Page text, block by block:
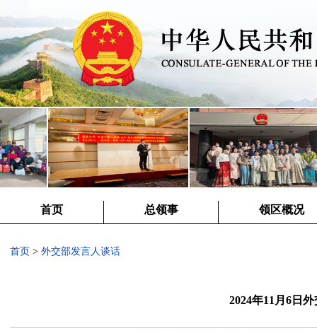
首页 总领事 领区概况
首页 > 外交部发言人谈话
2024年11月6日